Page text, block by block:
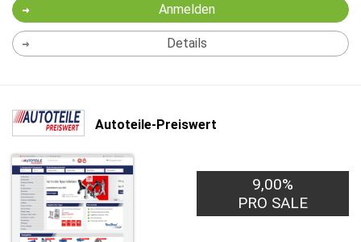
Anmelden
Details
Autoteile-Preiswert
9,00%
PRO SALE